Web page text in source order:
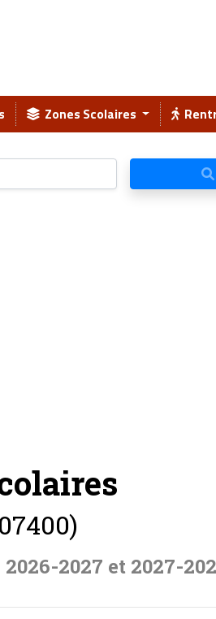
Zones Scolaires
2027 et 2027-